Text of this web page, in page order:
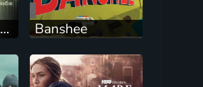
Hrozba z temnoty Banshee